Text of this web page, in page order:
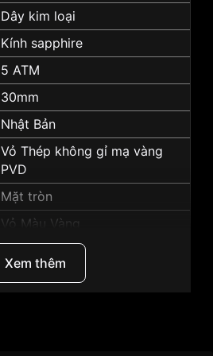
Dây kim loại
Kính sapphire
5 ATM
30mm
Nhật Bản
Vỏ Thép không gỉ mạ vàng
PVD
Mặt tròn
Vỏ Màu Vàng
Lịch ngày, Giờ, phút, giây
Xem thêm